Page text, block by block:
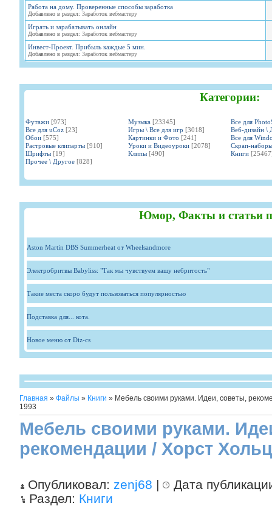
Работа на дому. Проверенные способы заработка
Добавлено в раздел: Заработок вебмастеру
Играть и зарабатывать онлайн
Добавлено в раздел: Заработок вебмастеру
Инвест-Проект. Прибыль каждые 5 мин.
Добавлено в раздел: Заработок вебмастеру
Категории:
Футажи [973] Музыка [23345]
Все для
Все для uCoz [23] Игры \ Все для игр [3018]
Веб-дизайн \
Обои [575] Картинки и Фото [241]
Все для
Растровые клипарты [910] Уроки и Видеоуроки [2078]
Скрап-наборы
Шрифты [19] Клипы [490] Книги
Прочее \ Другое [828]
Юмор, Факты и статьи
Aston Martin DBS Summerheat от Wheelsandmore
Электробритвы Babyliss: "Так мы чувствуем вашу небритость"
Такие места скоро будут пользоваться популярностью
Подставка для... кота.
Новое меню от Diz-cs
Главная » Файлы » Книги » Мебель своими руками. Идеи, советы,
1993
Мебель своими руками.
рекомендации / Хорст
Опубликовал: zenj68 |
Дата
Раздел: Книги